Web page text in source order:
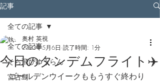
記事
全ての記事
そら飛びゆうらん
宮古島
全ての記事
今日のタンデムフライト✈️
奥村 英視
2023年5月6日 読了時間: 1分
ゴールデンウイークももうすぐ終わり